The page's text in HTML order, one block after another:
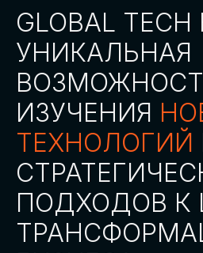
АККРЕДИТАЦИЯ
СМИ
СКАЧАТЬ ПРОГРАММУ
СТАТЬ СПИКЕРОМ
СТАТЬ УЧАСТНИКОМ